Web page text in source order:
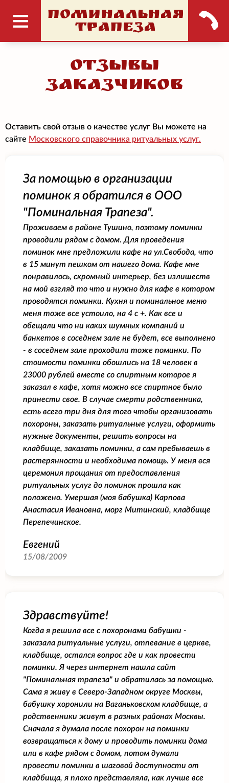
ПОМИНАЛЬНАЯ
ТРАПЕЗА
Отзывы
заказчиков
Оставить свой отзыв о качестве услуг Вы можете на
сайте Московского справочника ритуальных услуг.
За помощью в организации
поминок я обратился в ООО
"Поминальная Трапеза".
Проживаем в районе Тушино, поэтому поминки
проводили рядом с домом. Для проведения
поминок мне предложили кафе на ул.Свобода, что
в 15 минут пешком от нашего дома. Кафе мне
понравилось, скромный интерьер, без излишеств
на мой взгляд то что и нужно для кафе в котором
проводятся поминки. Кухня и поминальное меню
меня тоже все устоило, на 4 с +. Как все и
обещали что ни каких шумных компаний и
банкетов в соседнем зале не будет, все выполнено
- в соседнем зале проходили тоже поминки. По
стоимости поминки обошлись на 18 человек в
23000 рублей вместе со спиртным которое я
заказал в кафе, хотя можно все спиртное было
принести свое. В случае смерти родственника,
есть всего три дня для того чтобы организовать
похороны, заказать ритуальные услуги, оформить
нужные документы, решить вопросы на
кладбище, заказать поминки, а сам пребываешь в
растерянности и необходима помощь. У меня вся
церемония прощания от предоставления
ритуальных услуг до поминок прошла как
положено. Умершая (моя бабушка) Карпова
Анастасия Ивановна, морг Митинский, кладбище
Перепечинское.
Евгений
15/08/2009
Здравствуйте!
Когда я решила все с похоронами бабушки -
заказала ритуальные услуги, отпевание в церкве,
кладбище, остался вопрос где и как провести
поминки. Я через интернет нашла сайт
"Поминальная трапеза" и обратилась за помощью.
Сама я живу в Северо-Западном округе Москвы,
бабушку хоронили на Ваганьковском кладбище, а
родственники живут в разных районах Москвы.
Сначала я думала после похорон на поминки
возвращаться к дому и проводить поминки дома
или в кафе рядом с домом, потом думали
провести поминки в шаговой доступности от
кладбища, я плохо представляла, как лучше все